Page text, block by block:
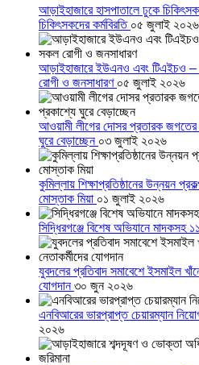
আড়াইহাজারে হাসপাতালে ঢুকে
চিকিৎসকদের কর্মবিরতি ০৫ জুলাই ২০২৬
আড়াইহাজারে ইউএনও এবং টিএইচও –
রোগী ও জনসাধারণ ০৫ জুলাই ২০২৬
আওয়ামী লীগের দোসর প্রতারক জগতের
ঘুরে বেড়াচ্ছেন ০৩ জুলাই ২০২৬
কুমিল্লায় শিক্ষাপ্রতিষ্ঠানের উন্নয়ন
মোস্তাক মিয়া ০১ জুলাই ২০২৬
সিদ্ধিরগঞ্জে বিশেষ অভিযানে মাদকসহ
যুবদলের প্রতিবাদ সমাবেশে ইসমাইল
যোগদান৩০ জুন ২০২৬
এনবিআরের ভারপ্রাপ্ত চেয়ারম্যান
২০২৬